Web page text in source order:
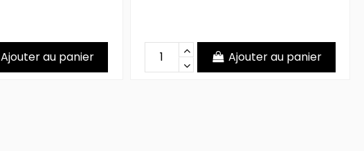
Ajouter au panier Ajouter au panier